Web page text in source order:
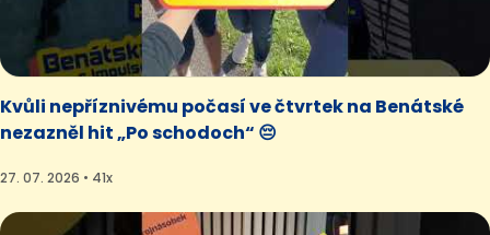
Kvůli nepříznivému počasí ve čtvrtek na Benátské
nezazněl hit „Po schodoch“ 😔
27. 07. 2026 • 41x